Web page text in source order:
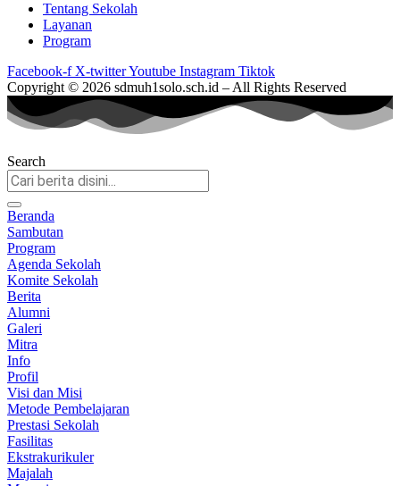
Tentang Sekolah
Layanan
Program
Facebook-f X-twitterYoutube Instagram Tiktok
Copyright © 2026 sdmuh1solo.sch.id – All Rights Reserved
Search
Beranda
Sambutan
Program
Agenda Sekolah
Komite Sekolah
Berita
Alumni
Galeri
Mitra
Info
Profil
Visi dan Misi
Metode Pembelajaran
Prestasi Sekolah
Fasilitas
Ekstrakurikuler
Majalah